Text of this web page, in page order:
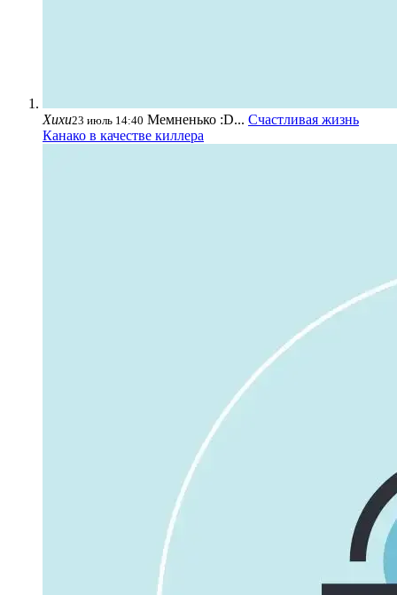
Хихи23 июль 14:40 Мемненько :D... Счастливая жизнь
Канако в качестве киллера